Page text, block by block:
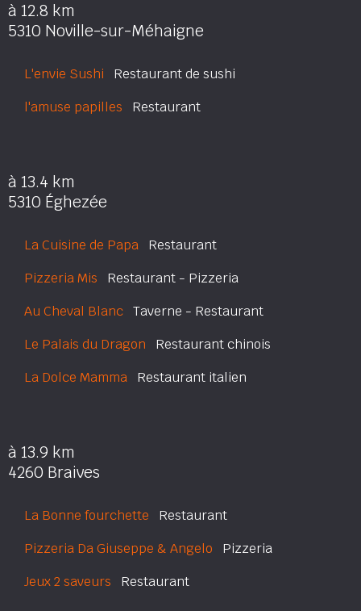
à 12.8 km
5310 Noville-sur-Méhaigne
L'envie Sushi Restaurant de sushi
l'amuse papilles Restaurant
à 13.4 km
5310 Éghezée
La Cuisine de Papa Restaurant
Pizzeria Mis Restaurant - Pizzeria
Au Cheval Blanc Taverne - Restaurant
Le Palais du Dragon Restaurant chinois
La Dolce Mamma Restaurant italien
à 13.9 km
4260 Braives
La Bonne fourchette Restaurant
Pizzeria Da Giuseppe & Angelo Pizzeria
Jeux 2 saveurs Restaurant